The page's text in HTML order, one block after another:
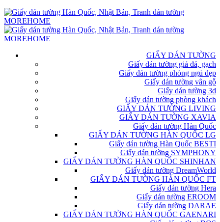
GIẤY DÁN TƯỜNG
Giấy dán tường giả đá, gạch
Giấy dán tường phòng ngủ đẹp
Giấy dán tường vân gỗ
Giấy dán tường 3d
Giấy dán tường phòng khách
GIẤY DÁN TƯỜNG LIVING
GIẤY DÁN TƯỜNG XAVIA
Giấy dán tường Hàn Quốc
GIẤY DÁN TƯỜNG HÀN QUỐC LG
Giấy dán tường Hàn Quốc BESTI
Giấy dán tường SYMPHONY
GIẤY DÁN TƯỜNG HÀN QUỐC SHINHAN
Giấy dán tường DreamWorld
GIẤY DÁN TƯỜNG HÀN QUỐC FT
Giấy dán tường Hera
Giấy dán tường EROOM
Giấy dán tường DARAE
GIẤY DÁN TƯỜNG HÀN QUỐC GAENARI